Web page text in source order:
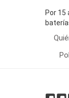
Por 15